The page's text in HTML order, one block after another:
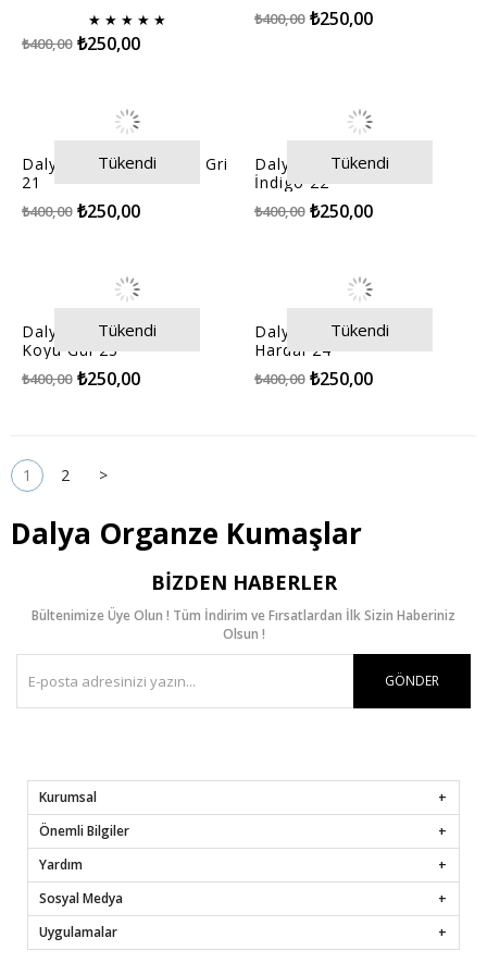
★ ★ ★ ★ ★
₺250,00
₺400,00
₺250,00
₺400,00
Tükendi
Dalya Organze Kumaş Gri
21
₺250,00
₺400,00
Tükendi
Dalya Organze Kumaş
İndigo 22
₺250,00
₺400,00
Tükendi
Dalya Organze Kumaş
Koyu Gül 23
₺250,00
₺400,00
Tükendi
Dalya Organze Kumaş
Hardal 24
₺250,00
₺400,00
1 2 >
Dalya Organze Kumaşlar
BIZDEN HABERLER
Bültenimize Üye Olun ! Tüm İndirim ve Fırsatlardan İlk Sizin Haberiniz
Olsun !
GÖNDER
Kurumsal
Önemli Bilgiler
Yardım
Sosyal Medya
Uygulamalar